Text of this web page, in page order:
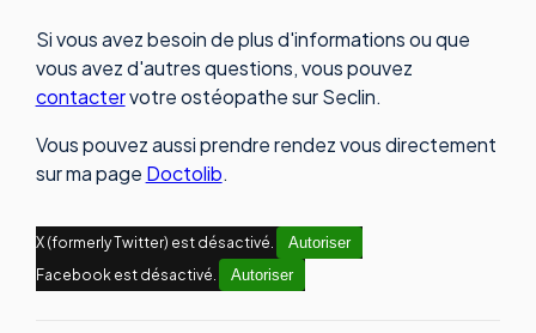
Si vous avez besoin de plus d'informations ou que
vous avez d'autres questions, vous pouvez
contactervotre ostéopathe sur Seclin.
Vous pouvez aussi prendre rendez vous directement
sur ma page Doctolib.
X (formerly Twitter) est désactivé.
Autoriser
Facebook est désactivé.
Autoriser